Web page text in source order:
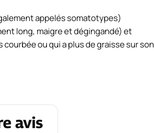
appeléssomatotypes)
long, maigre et dégingandé) et
ou qui a plus de graisse sur son
avis